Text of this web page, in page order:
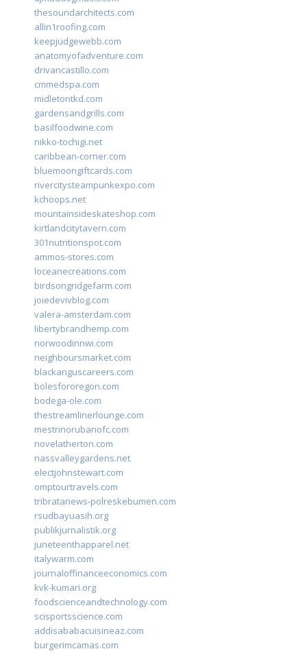
thesoundarchitects.com
allin1roofing.com
keepjudgewebb.com
anatomyofadventure.com
drivancastillo.com
cmmedspa.com
midletontkd.com
gardensandgrills.com
basilfoodwine.com
nikko-tochigi.net
caribbean-corner.com
bluemoongiftcards.com
rivercitysteampunkexpo.com
kchoops.net
mountainsideskateshop.com
kirtlandcitytavern.com
301nutritionspot.com
ammos-stores.com
loceanecreations.com
birdsongridgefarm.com
joiedevivblog.com
valera-amsterdam.com
libertybrandhemp.com
norwoodinnwi.com
neighboursmarket.com
blackanguscareers.com
bolesfororegon.com
bodega-ole.com
thestreamlinerlounge.com
mestrinorubanofc.com
novelatherton.com
nassvalleygardens.net
electjohnstewart.com
omptourtravels.com
tribratanews-polreskebumen.com
rsudbayuasih.org
publikjurnalistik.org
juneteenthapparel.net
italywarm.com
journaloffinanceeconomics.com
kvk-kumari.org
foodscienceandtechnology.com
scisportsscience.com
addisababacuisineaz.com
burgerimcamas.com